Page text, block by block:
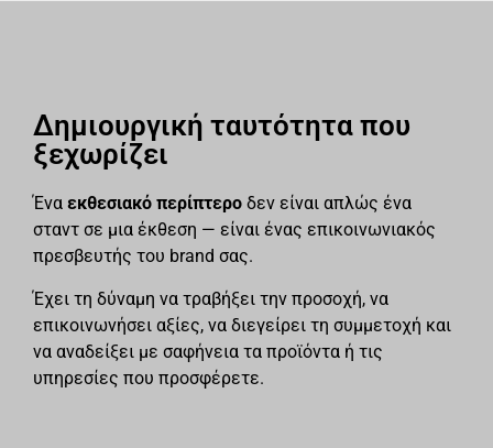
Δημιουργική ταυτότητα που
ξεχωρίζει
Ένα εκθεσιακό περίπτερο δεν είναι απλώς ένα
σταντ σε μια έκθεση — είναι ένας επικοινωνιακός
πρεσβευτής του brand σας.
Έχει τη δύναμη να τραβήξει την προσοχή, να
επικοινωνήσει αξίες, να διεγείρει τη συμμετοχή και
να αναδείξει με σαφήνεια τα προϊόντα ή τις
υπηρεσίες που προσφέρετε.